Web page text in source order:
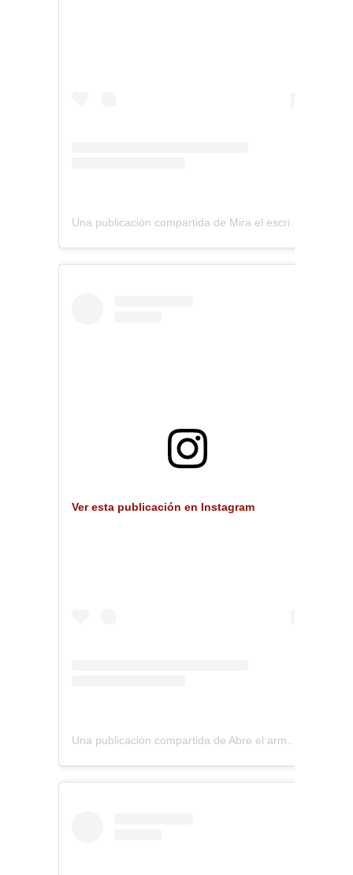
Una publicación compartida de Mira el escritorio (@miraelescritorio)
Ver esta publicación en Instagram